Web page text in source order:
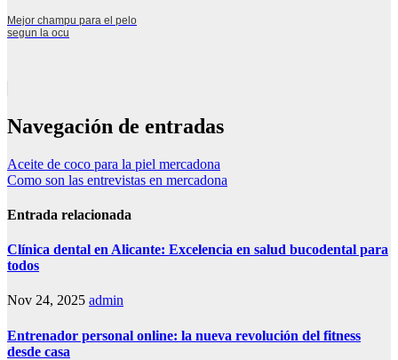
Mejor champu para el pelo
segun la ocu
Navegación de entradas
Aceite de coco para la piel mercadona
Como son las entrevistas en mercadona
Entrada relacionada
Clínica dental en Alicante: Excelencia en salud bucodental para
todos
Nov 24, 2025 admin
Entrenador personal online: la nueva revolución del fitness
desde casa